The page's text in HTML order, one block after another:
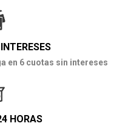
en 6 cuotas sin intereses
HORAS